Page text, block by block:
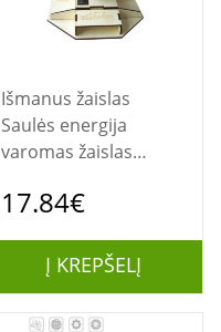
Išmanus žaislas
Saulės energija
varomas žaislas
17.84€
Į KREPŠELĮ